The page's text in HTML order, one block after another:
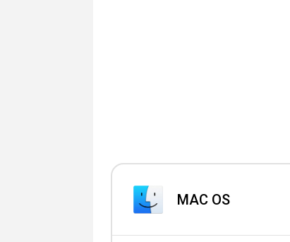
MAC OS